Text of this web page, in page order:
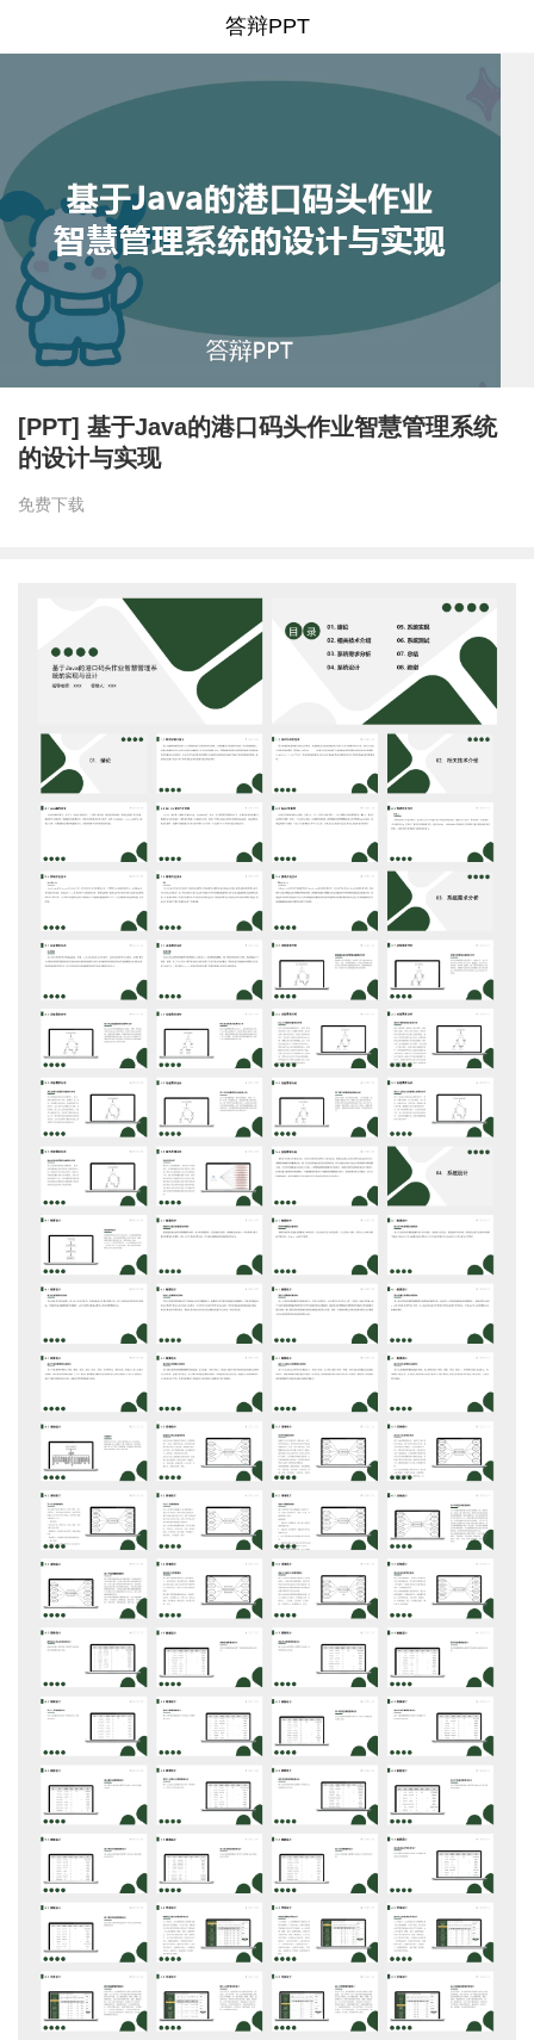
答辩PPT
[PPT] 基于Java的港口码头作业智慧管理系统
的设计与实现
免费下载